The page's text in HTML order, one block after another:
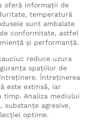
oferă informaţii de
temperatură
sunt ambalate
conformitate, astfel
și performanță.
reduce uzura
spaţiilor de
Întreținerea
este extinsă, iar
timp. Analiza mediului
substanţe agresive,
optime.